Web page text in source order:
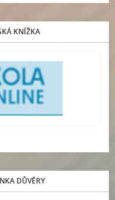
KNÍŽKA
DŮVĚRY